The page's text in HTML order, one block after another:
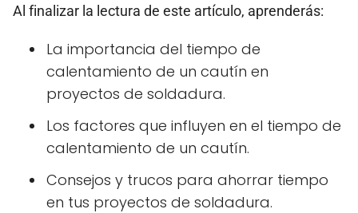
Al finalizar la lectura de este artículo, aprenderás:
La importancia del tiempo de
calentamiento de un cautín en
proyectos de soldadura.
Los factores que influyen en el tiempo de
calentamiento de un cautín.
Consejos y trucos para ahorrar tiempo
en tus proyectos de soldadura.